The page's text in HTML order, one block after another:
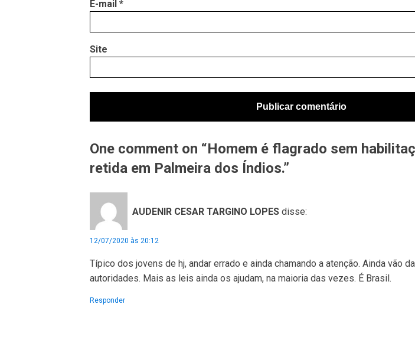
E-mail *
Site
One comment on “Homem é flagrado sem
retida em Palmeira dos Índios.”
AUDENIR CESAR TARGINO LOPES disse:
12/07/2020 às 20:12
Típico dos jovens de hj, andar errado e ainda chamando a atenção. Ainda vão
autoridades. Mais as leis ainda os ajudam, na maioria das vezes. É Brasil.
Responder